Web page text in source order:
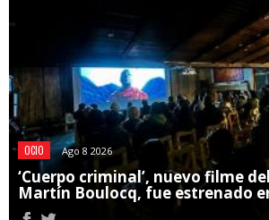
OCIO Ago 8 2026
‘Cuerpo criminal’, nuevo filme
Martín Boulocq, fue estrenado